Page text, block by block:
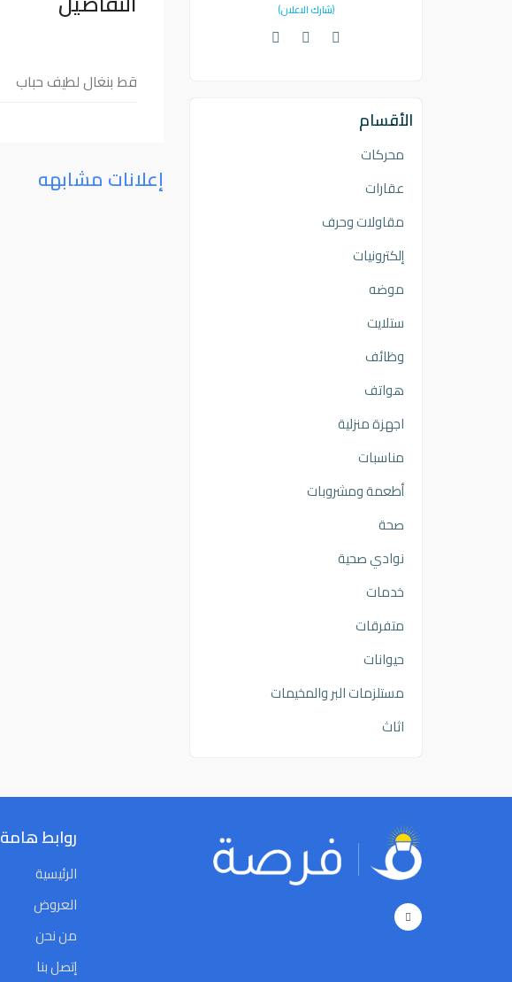
قط بنغال لطيف حباب
إعلانات مشابهه
(شارك الاعلان)
الأقسام
محركات
عقارات
مقاولات وحرف
إلكترونيات
موضه
ستلايت
وظائف
هواتف
اجهزة منزلية
مناسبات
أطعمة ومشروبات
صحة
نوادي صحية
خدمات
متفرقات
حيوانات
مستلزمات البر والمخيمات
اثاث
روابط هامة
الرئيسية
العروض
من نحن
إتصل بنا